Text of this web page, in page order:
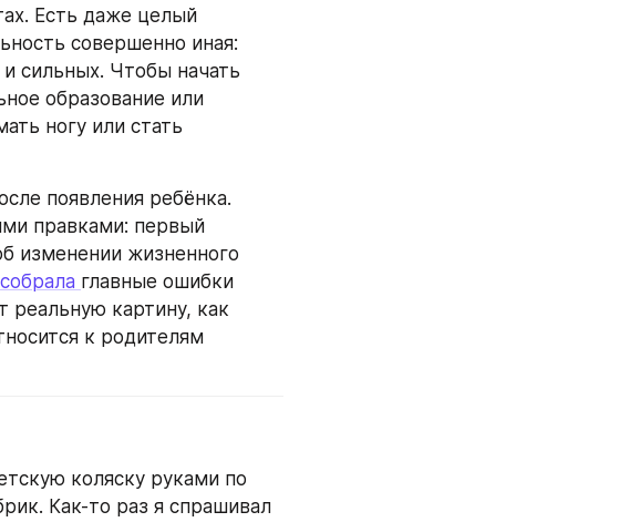
Есть даже целый
совершенно иная:
сильных. Чтобы начать
образование или
ногу или стать
появления ребёнка.
правками: первый
изменении жизненного
собрала главные ошибки
реальную картину, как
к родителям
коляску руками по
Как-то раз я спрашивал